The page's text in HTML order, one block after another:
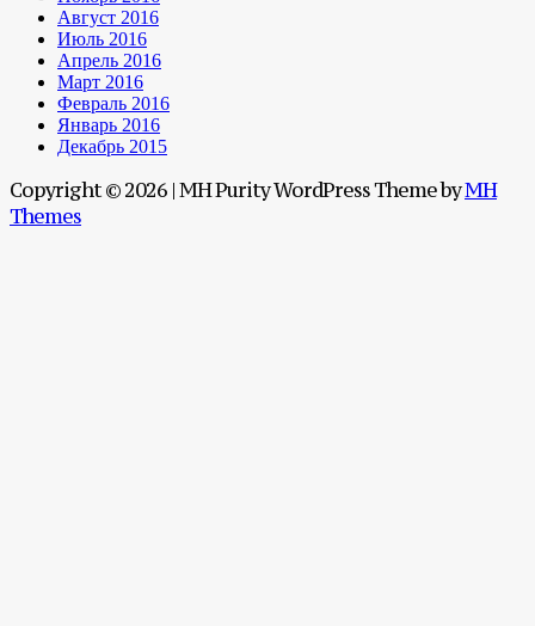
Август 2016
Июль 2016
Апрель 2016
Март 2016
Февраль 2016
Январь 2016
Декабрь 2015
Copyright © 2026 | MH Purity WordPress Theme byMH
Themes